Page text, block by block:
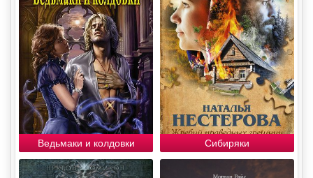
Ведьмаки и колдовки Сибиряки